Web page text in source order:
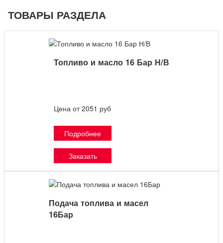
ТОВАРЫ РАЗДЕЛА
Топливо и масло 16 Бар Н/В
Цена от 2051 руб
Подробнее
Заказать
Подача топлива и масел
16Бар